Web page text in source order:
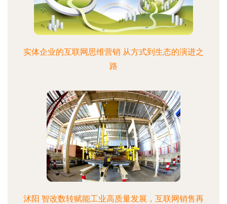
实体企业的互联网思维营销 从方式到生态的演进之
路
沭阳 智改数转赋能工业高质量发展，互联网销售再